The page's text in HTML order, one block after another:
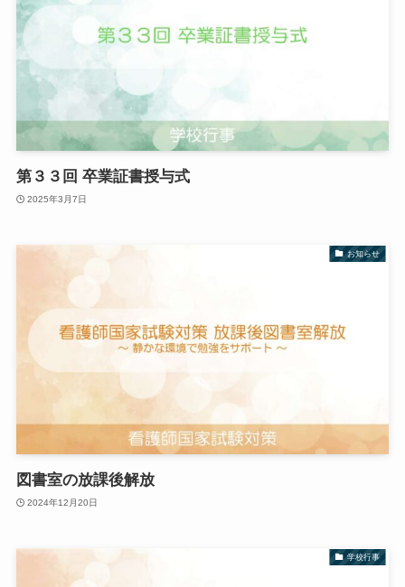
第３３回 卒業証書授与式
2025年3月7日
お知らせ
図書室の放課後解放
2024年12月20日
学校行事